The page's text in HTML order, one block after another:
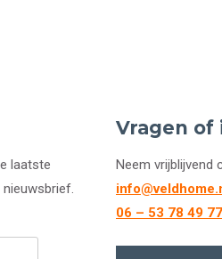
laatste
Vragen of
Neem vrijblijvend
06 – 53 78 49 77